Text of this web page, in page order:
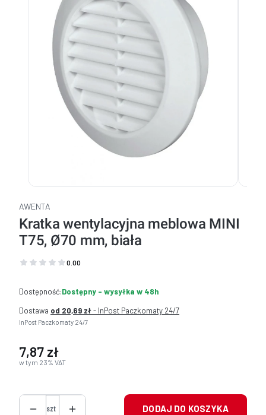
AWENTA
Kratka wentylacyjna meblowa MINI
T75, Ø70 mm, biała
0.00
(Oceny: 0 Recenzje: 0)
Dostępność:Dostępny - wysyłka w 48h
Dostawa od 20,69 zł- InPost Paczkomaty 24/7
InPost Paczkomaty 24/7
Cena
7,87 zł
w tym 23% VAT
w tym 23% VAT
Ilość
szt
DODAJ DO KOSZYKA